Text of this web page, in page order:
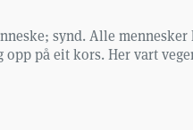
synd. Alle mennesker
på eit kors. Her vart